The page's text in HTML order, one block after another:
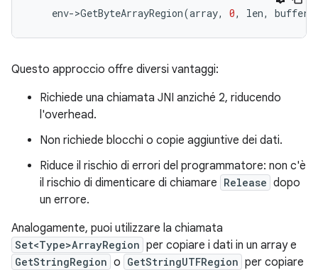
env->GetByteArrayRegion(array, 0, len, buffer
Questo approccio offre diversi vantaggi:
Richiede una chiamata JNI anziché 2, riducendo
l'overhead.
Non richiede blocchi o copie aggiuntive dei dati.
Riduce il rischio di errori del programmatore: non c'è
il rischio di dimenticare di chiamare Release dopo
un errore.
Analogamente, puoi utilizzare la chiamata
Set<Type>ArrayRegion per copiare i dati in un array e
GetStringRegion o GetStringUTFRegion per copiare